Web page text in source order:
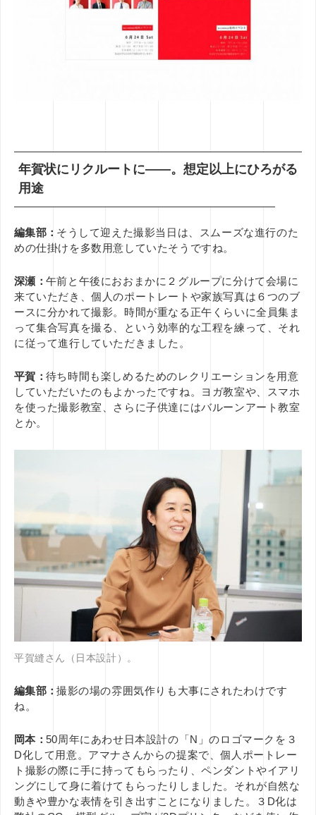
年賀状にリクルートに——。想定以上にひろがる
用途
編集部：そうして迎えた撮影当日は、スムーズな進行のた
めの仕掛けを多数用意していたそうですね。
深瀬：午前と午後におおまかに２グループに分けて会場に
来ていただき、個人のポートレートや家族写真は６つのブ
ースに分かれて撮影。時間が重なる正午くらいに全員集ま
って集合写真を撮る、という効率的な工程を練って、それ
に従って進行していただきました。
平賀：待ち時間も楽しめるためのレクリエーションを用意
していただいたのもよかったですね。ヨガ教室や、スマホ
を使った撮影教室、さらに子供達にはバルーンアート教室
とか。
平賀縫さん（日本設計）。
編集部：撮影の場の雰囲気作りも大事にされたわけです
ね。
岡本：50周年にあわせ日本設計の「N」のロゴマークを３
D化して用意。アマナさんからの提案で、個人ポートレー
ト撮影の際に手に持ってもらったり、ペンダントやイアリ
ングにして身に着けてもらったりしました。それが自然な
動きや豊かな表情を引き出すことになりました。３D化は